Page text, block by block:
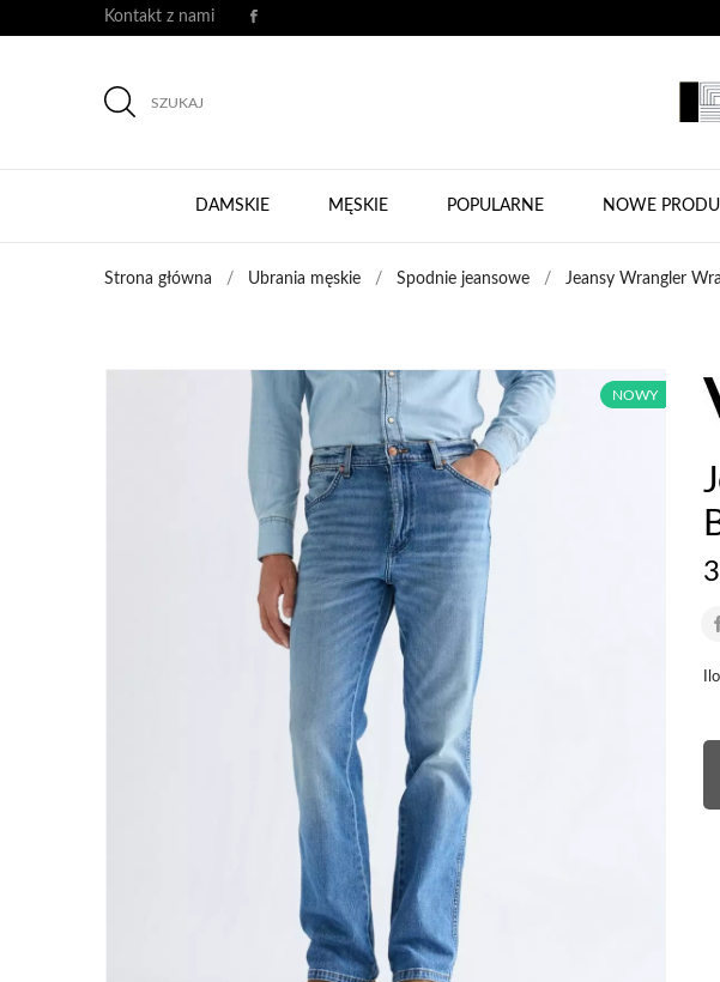
Kontakt z nami
SZUKAJ
DAMSKIE MĘSKIE POPULARNE NOWE
Strona główna Ubrania męskie Spodnie jeansowe Jeansy Wrangler
NOWY
NOWY